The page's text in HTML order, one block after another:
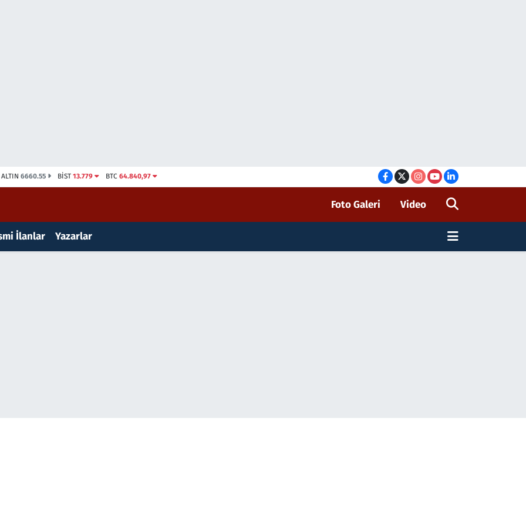
ALTIN 6660.55 BİST13.779 BTC 64.840,97
Foto Galeri Video
İlanlar Yazarlar